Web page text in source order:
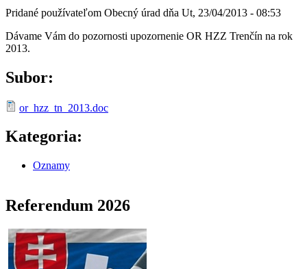
Pridané používateľom Obecný úrad dňa Ut, 23/04/2013 - 08:53
Dávame Vám do pozornosti upozornenie OR HZZ Trenčín na rok
2013.
Subor:
or_hzz_tn_2013.doc
Kategoria:
Oznamy
Referendum 2026